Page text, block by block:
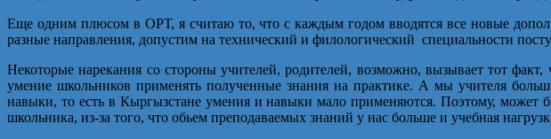
Еще одним плюсом в ОРТ, я считаю то, что с каждым годом вводятся все новые
разные направления, допустим на технический и филологический специальности
Некоторые нарекания со стороны учителей, родителей, возможно, вызывает тот
умение школьников применять полученные знания на практике. А мы учителя
навыки, то есть в Кыргызстане умения и навыки мало применяются. Поэтому, может
школьника, из-за того, что обьем преподаваемых знаний у нас больше и учебная